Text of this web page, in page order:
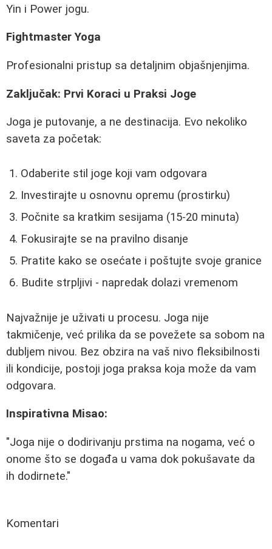
Yin i Power jogu.
Fightmaster Yoga
Profesionalni pristup sa detaljnim objašnjenjima.
Zaključak: Prvi Koraci u Praksi Joge
Joga je putovanje, a ne destinacija. Evo nekoliko
saveta za početak:
Odaberite stil joge koji vam odgovara
Investirajte u osnovnu opremu (prostirku)
Počnite sa kratkim sesijama (15-20 minuta)
Fokusirajte se na pravilno disanje
Pratite kako se osećate i poštujte svoje granice
Budite strpljivi - napredak dolazi vremenom
Najvažnije je uživati u procesu. Joga nije
takmičenje, već prilika da se povežete sa sobom na
dubljem nivou. Bez obzira na vaš nivo fleksibilnosti
ili kondicije, postoji joga praksa koja može da vam
odgovara.
Inspirativna Misao:
"Joga nije o dodirivanju prstima na nogama, već o
onome što se događa u vama dok pokušavate da
ih dodirnete."
Komentari